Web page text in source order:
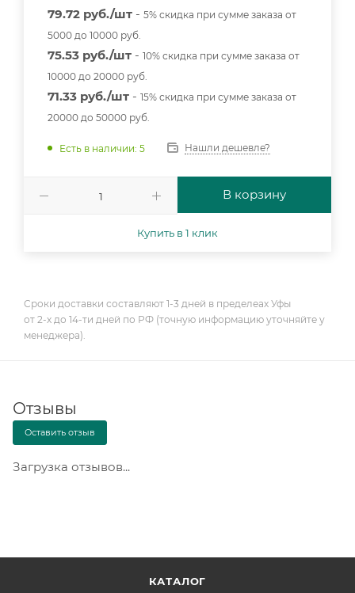
79.72 руб./шт - 5% скидка при сумме заказа от
5000 до 10000 руб.
75.53 руб./шт - 10% скидка при сумме заказа от
10000 до 20000 руб.
71.33 руб./шт - 15% скидка при сумме заказа от
20000 до 50000 руб.
Есть в наличии: 5 Нашли дешевле?
В корзину
Купить в 1 клик
Сроки доставки составляют 1-3 дней в пределеах Уфы
от 2-х до 14-ти дней по РФ (точную информацию уточняйте у
менеджера).
Отзывы
Оставить отзыв
Загрузка отзывов...
КАТАЛОГ